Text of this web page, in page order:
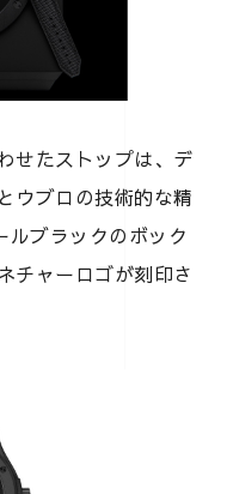
せたストップは、デ
ウブロの技術的な精
ルブラックのボック
チャーロゴが刻印さ